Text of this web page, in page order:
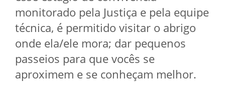
monitorado pela Justiça e pela equipe
técnica, é permitido visitar o abrigo
onde ela/ele mora; dar pequenos
passeios para que vocês se
aproximem e se conheçam melhor.